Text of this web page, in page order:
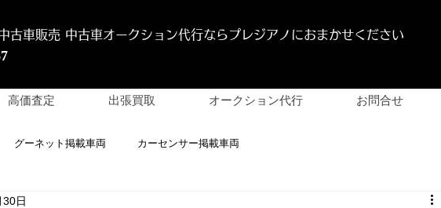
古車販売 中古車オークション代行ならプレジアノにおまかせください
高価査定 出張買取 オークション代行 お問合せ
グーネット掲載車両 カーセンサー掲載車両
日